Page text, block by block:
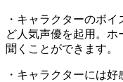
・キャラクターのボ
ど人気声優を起用。
聞くことができます。
・キャラクターには